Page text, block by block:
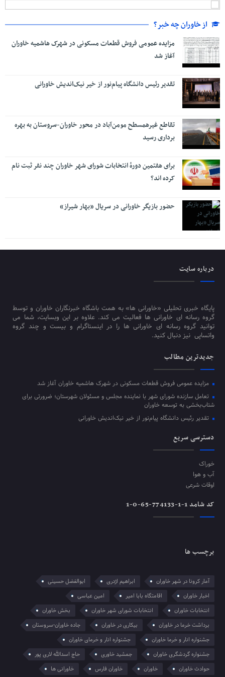
از خاوران چه خبر؟
مزایده عمومی فروش قطعات مسکونی در شهرک هاشمیه خاوران
آغاز شد
تقدیر رئیس دانشگاه پیام‌نور از خیر نیک‌اندیش خاورانی
تقاطع غیرهمسطح مومن‌آباد در محور خاوران-سروستان به بهره
برداری رسید
برای هفتمین دورۀ انتخابات شورای شهر خاوران چند نفر ثبت نام
کرده اند؟
حضور بازیگر خاورانی در سریال «بهار شیراز»
درباره سایت
پایگاه خبری تحلیلی «خاورانی ها» به همت باشگاه خبرنگاران خاوران و توسط
گروه رسانه ای خاورانی ها فعالیت می کند. علاوه بر این وبسایت، شما می
توانید گروه رسانه ای خاورانی ها را در اینستاگرام و بیست و چند گروه
واتساپی نیز دنبال کنید.
جدیدترین مطالب
مزایده عمومی فروش قطعات مسکونی در شهرک هاشمیه خاوران آغاز شد
تعامل سازنده شورای شهر با نماینده مجلس و مسئولان شهرستان؛ ضرورتی برای
شتاب‌بخشی به توسعه خاوران
تقدیر رئیس دانشگاه پیام‌نور از خیر نیک‌اندیش خاورانی
دسترسی سریع
خوراک
آب و هوا
اوقات شرعی
کد شامد 1-1-774133-65-0-1
برچسب ها
آمار کرونا در شهر خاوران ابراهیم اژدری
ابوالفضل حسینی
اخبار خاوران
اقامتگاه بابا امیر
امین عباسی
انتخابات خاوران
انتخابات شورای شهر خاوران
بخش خاوران
برداشت خرما در خاوران
بیکاری در خاوران
جاده خاوران-سروستان
جشنواره انار و خرما خاوران
جشنواره انار و خرمای خاوران
جشنواره گردشگری خاوران
جمشید خاوری
حاج اسدالله لاری پور
حوادث خاوران
خاوران خاوران فارس خاورانی ها